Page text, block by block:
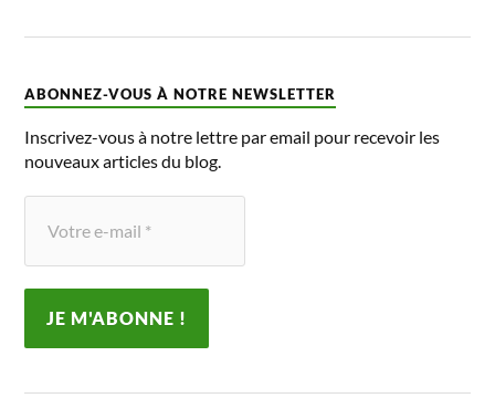
ABONNEZ-VOUS À NOTRE NEWSLETTER
Inscrivez-vous à notre lettre par email pour recevoir les
nouveaux articles du blog.